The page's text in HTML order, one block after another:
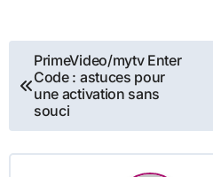
Navigation
de
l’article
PrimeVideo/mytv Enter
Code : astuces pour
une activation sans
souci